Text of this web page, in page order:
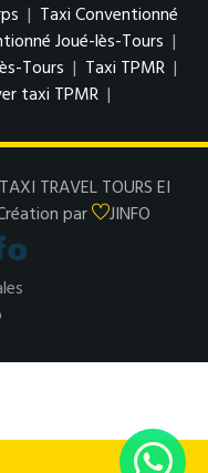
| Taxi Conventionné
Joué-lès-Tours |
Tours | Taxi TPMR |
taxi TPMR |
TRAVEL TOURS EI
par
JINFO